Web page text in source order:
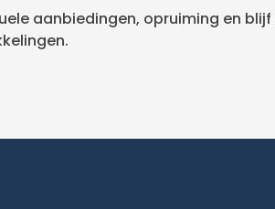
aanbiedingen, opruiming en